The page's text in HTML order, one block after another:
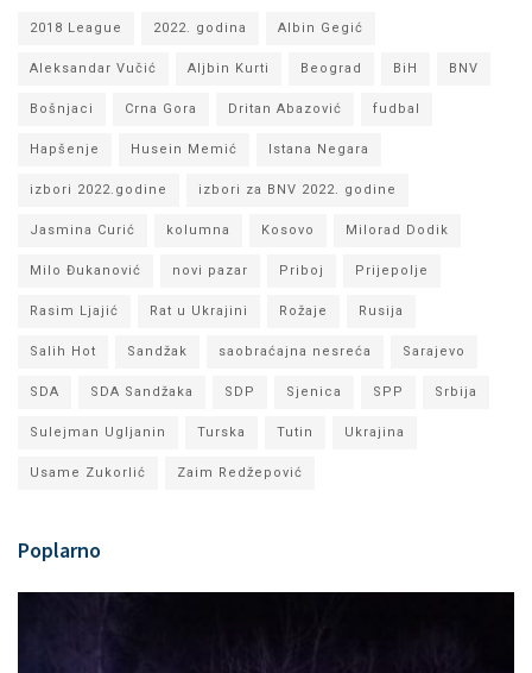
2018 League 2022. godina Albin Gegić
Aleksandar Vučić Aljbin Kurti Beograd BiH BNV
Bošnjaci Crna Gora Dritan Abazović fudbal
Hapšenje Husein Memić Istana Negara
izbori 2022.godine izbori za BNV 2022. godine
Jasmina Curić kolumna Kosovo Milorad Dodik
Milo Đukanović novi pazar Priboj Prijepolje
Rasim Ljajić Rat u Ukrajini Rožaje Rusija
Salih Hot Sandžak saobraćajna nesreća Sarajevo
SDA SDA Sandžaka SDP Sjenica SPP Srbija
Sulejman Ugljanin Turska Tutin Ukrajina
Usame Zukorlić Zaim Redžepović
Poplarno